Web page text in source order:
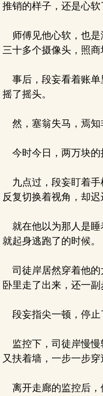
推销的样子，还是心软
师傅见他心软，也是
三十多个摄像头，照商
事后，段妄看着账单
摇了摇头。
然，塞翁失马，焉知
今时今日，两万块的
九点过，段妄盯着手
反复切换着视角，却迟
就在他以为那人是睡
就起身逃跑了的时候。
司徒岸居然穿着他的
卧里走了出来，还一副
段妄指尖一顿，停止
监控下，司徒岸慢慢
又扶着墙，一步一步穿
离开走廊的监控后，